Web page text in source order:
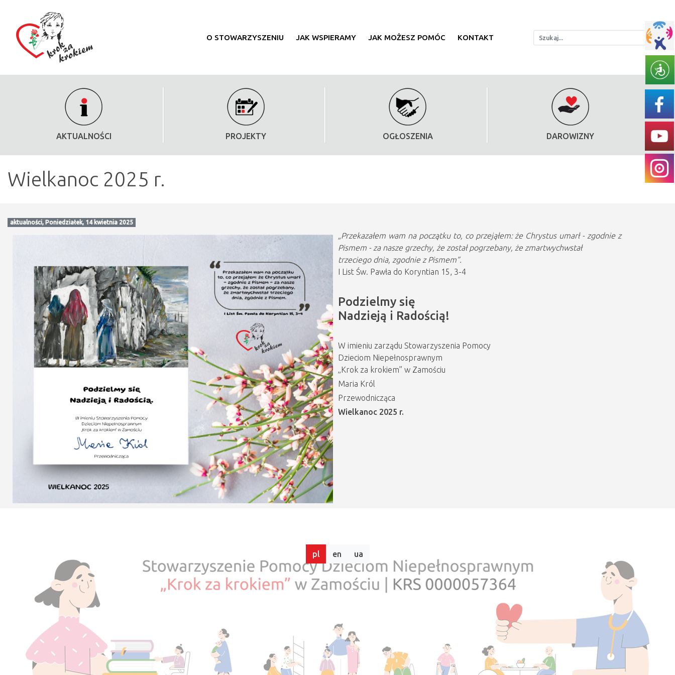
O STOWARZYSZENIU JAK WSPIERAMY JAK MOŻESZ POMÓC KONTAKT
AKTUALNOŚCI PROJEKTY OGŁOSZENIA DAROWIZNY
Wielkanoc 2025 r.
aktualności, Poniedziałek, 14 kwietnia 2025
„Przekazałem wam na początku to, co przejąłem: że Chrystus umarł - zgodnie z
Pismem - za nasze grzechy, że został pogrzebany, że zmartwychwstał
trzeciego dnia, zgodnie z Pismem”.
I List Św. Pawła do Koryntian 15, 3-4
Podzielmy się
Nadzieją i Radością!
W imieniu zarządu Stowarzyszenia Pomocy
Dzieciom Niepełnosprawnym
„Krok za krokiem” w Zamościu
Maria Król
Przewodnicząca
Wielkanoc 2025 r.
pl en ua